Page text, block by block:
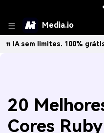
Media.io
limites. 100% grátis!
20
Cores